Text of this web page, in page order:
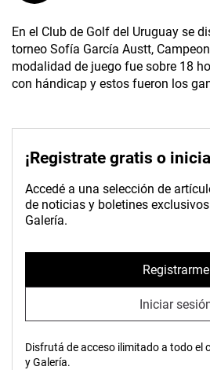
En el Club de Golf del Uruguay se
torneo Sofía García Austt,
modalidad de juego fue sobre 18
con hándicap y estos fueron los
¡Registrate gratis o
Accedé a una selección de
de noticias y boletines
Galería.
Registrarme
Iniciar
Disfrutá de acceso ilimitado a todo el
y Galería.